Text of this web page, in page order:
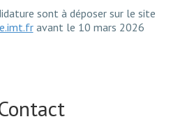
sont à déposer sur le site
avant le 10 mars 2026